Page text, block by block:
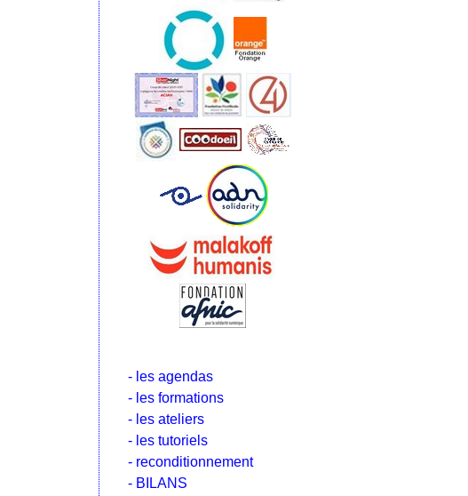
- les agendas
- les formations
- les ateliers
- les tutoriels
- reconditionnement
- BILANS